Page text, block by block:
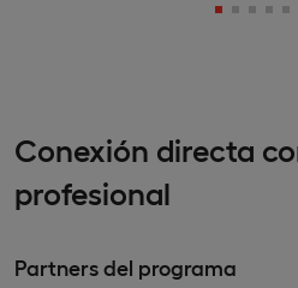
Conexión directa
profesional
Partners del programa